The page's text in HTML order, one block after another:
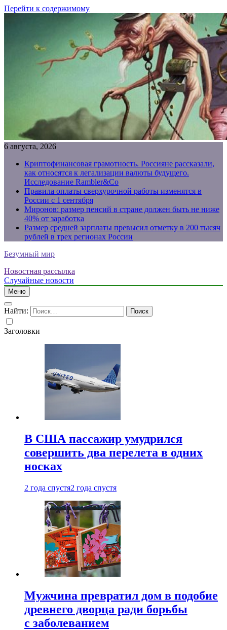
Перейти к содержимому
6 августа, 2026
Криптофинансовая грамотность. Россияне рассказали,
как относятся к легализации валюты будущего.
Исследование Rambler&Co
Правила оплаты сверхурочной работы изменятся в
России с 1 сентября
Миронов: размер пенсий в стране должен быть не ниже
40% от заработка
Размер средней зарплаты превысил отметку в 200 тысяч
рублей в трех регионах России
Безумный мир
Новостная рассылка
Случайные новости
Меню
Найти:
Заголовки
В США пассажир умудрился
совершить два перелета в одних
носках
2 года спустя2 года спустя
Мужчина превратил дом в подобие
древнего дворца ради борьбы
с заболеванием